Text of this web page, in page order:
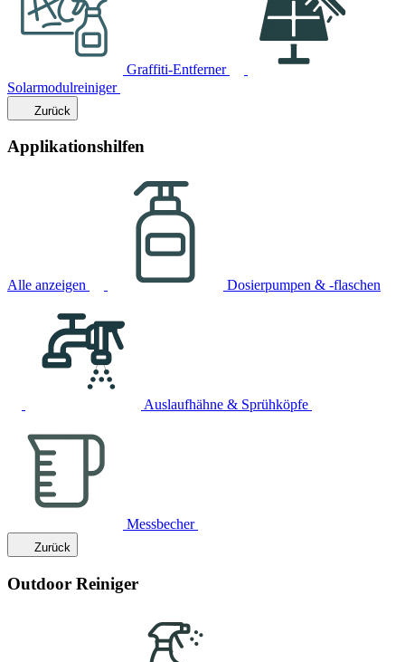
Graffiti-Entferner
Solarmodulreiniger
Zurück
Applikationshilfen
Alle anzeigen Dosierpumpen & -flaschen
Auslaufhähne & Sprühköpfe
Messbecher
Zurück
Outdoor Reiniger